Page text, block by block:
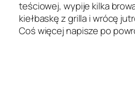
teściowej, wypije kilka
kiełbaskę z grilla i wrócę
Coś więcej napisze po